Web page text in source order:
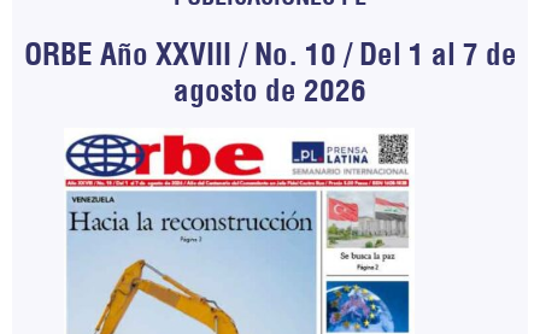
ORBE Año XXVIII / No. 10 / Del 1 al 7 de
agosto de 2026